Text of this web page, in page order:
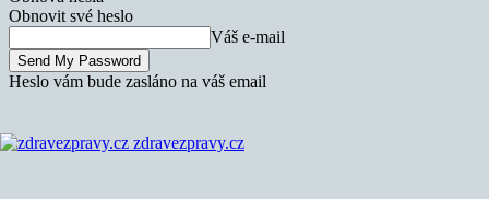
Obnovit své heslo
Váš e-mail
Heslo vám bude zasláno na váš email
zdravezpravy.cz